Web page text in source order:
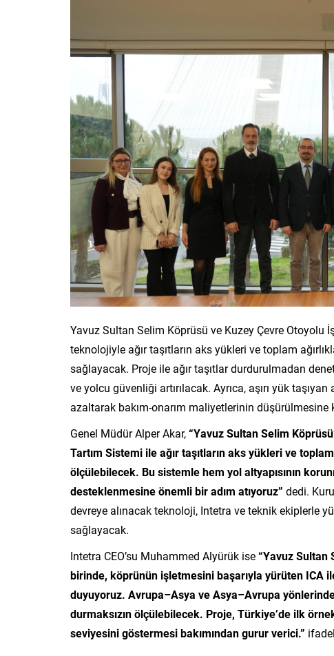
Yavuz Sultan Selim Köprüsü ve Kuzey Çevre Otoyolu
teknolojiyle ağır taşıtların aks yükleri ve toplam
sağlayacak. Proje ile ağır taşıtlar durdurulmadan
ve yolcu güvenliği artırılacak. Ayrıca, aşırı yük
azaltarak bakım-onarım maliyetlerinin düşürülmesine
Genel Müdür Alper Akar,“Yavuz Sultan Selim
Tartım Sistemi ile ağır taşıtların aks yükleri ve
ölçülebilecek. Bu sistemle hem yol altyapısının
desteklenmesine önemli bir adım atıyoruz” dedi.
devreye alınacak teknoloji, Intetra ve teknik ekiplerle
sağlayacak.
Intetra CEO’su Muhammed Alyürük ise“Yavuz Sultan
birinde, köprünün işletmesini başarıyla yürüten
duyuyoruz. Avrupa–Asya ve Asya–Avrupa
durmaksızın ölçülebilecek. Proje, Türkiye’de ilk
seviyesini göstermesi bakımından gurur verici.”